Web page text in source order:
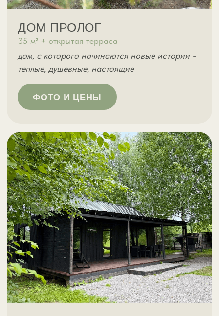
ВМЕСТИТЕЛЬНАЯ,
ПРОСТОРНАЯ
И ЗАКРЫТАЯ БЕСЕДКА
Просторная и вместительную беседка, где
находятся мангал, обеденные столы для
ваших посиделок, кресла, качели. И всё это
абсолютно бесплатно для наших гостей,
проживающих в домиках.
Но если вы хотите провести мероприятие
на территории отдыха Гастроли, вы можете
арендовать беседку без проживания
в домиках.